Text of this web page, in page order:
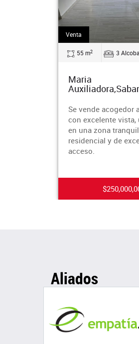
Venta
55 m2 3
Maria
Se vende acogedor
con excelente vista,
en una zona
residencial y de
acceso.
Aliados